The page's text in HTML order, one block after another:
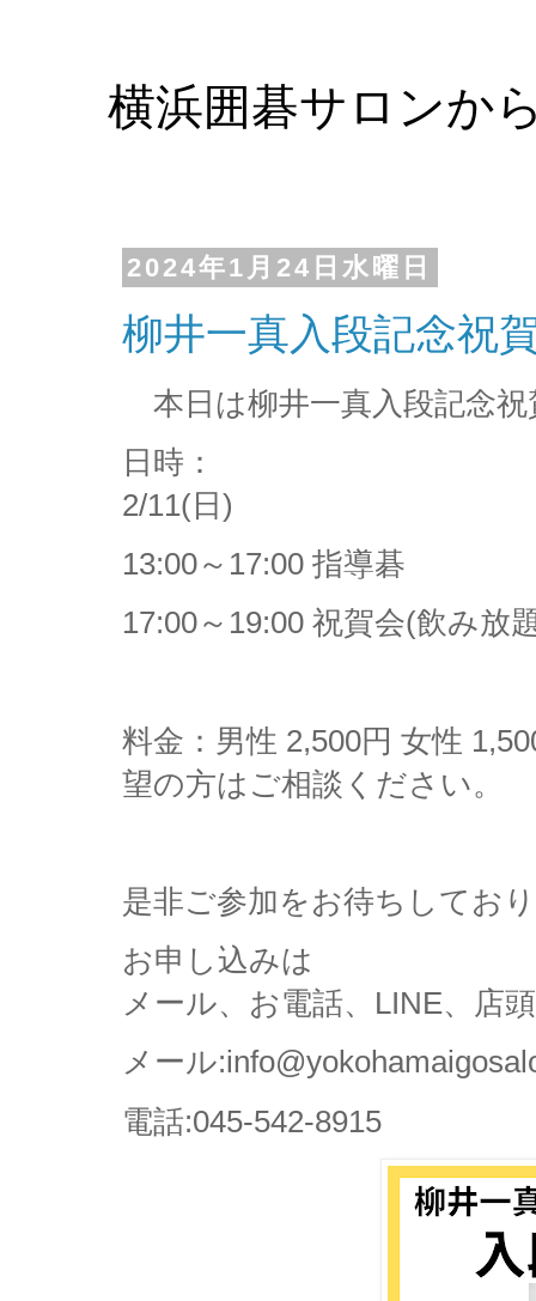
横浜囲碁サロンか
2024年1月24日水曜日
柳井一真入段記念祝
本日は柳井一真入段記念
日時：
2/11(日)
13:00～17:00 指導碁
17:00～19:00 祝賀会(飲み放
料金：男性 2,500円 女性
望の方はご相談ください。
是非ご参加をお待ちしてお
お申し込みは
メール、お電話、LINE、店
メール
電話:045-542-8915